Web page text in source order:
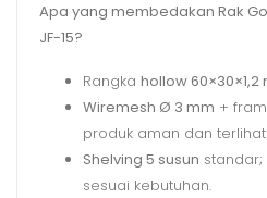
Apa yang membedakan Rak
JF-15?
Rangka hollow 60×30×1,2
Wiremesh Ø 3 mm +
produk aman dan
Shelving 5 susun
sesuai kebutuhan.